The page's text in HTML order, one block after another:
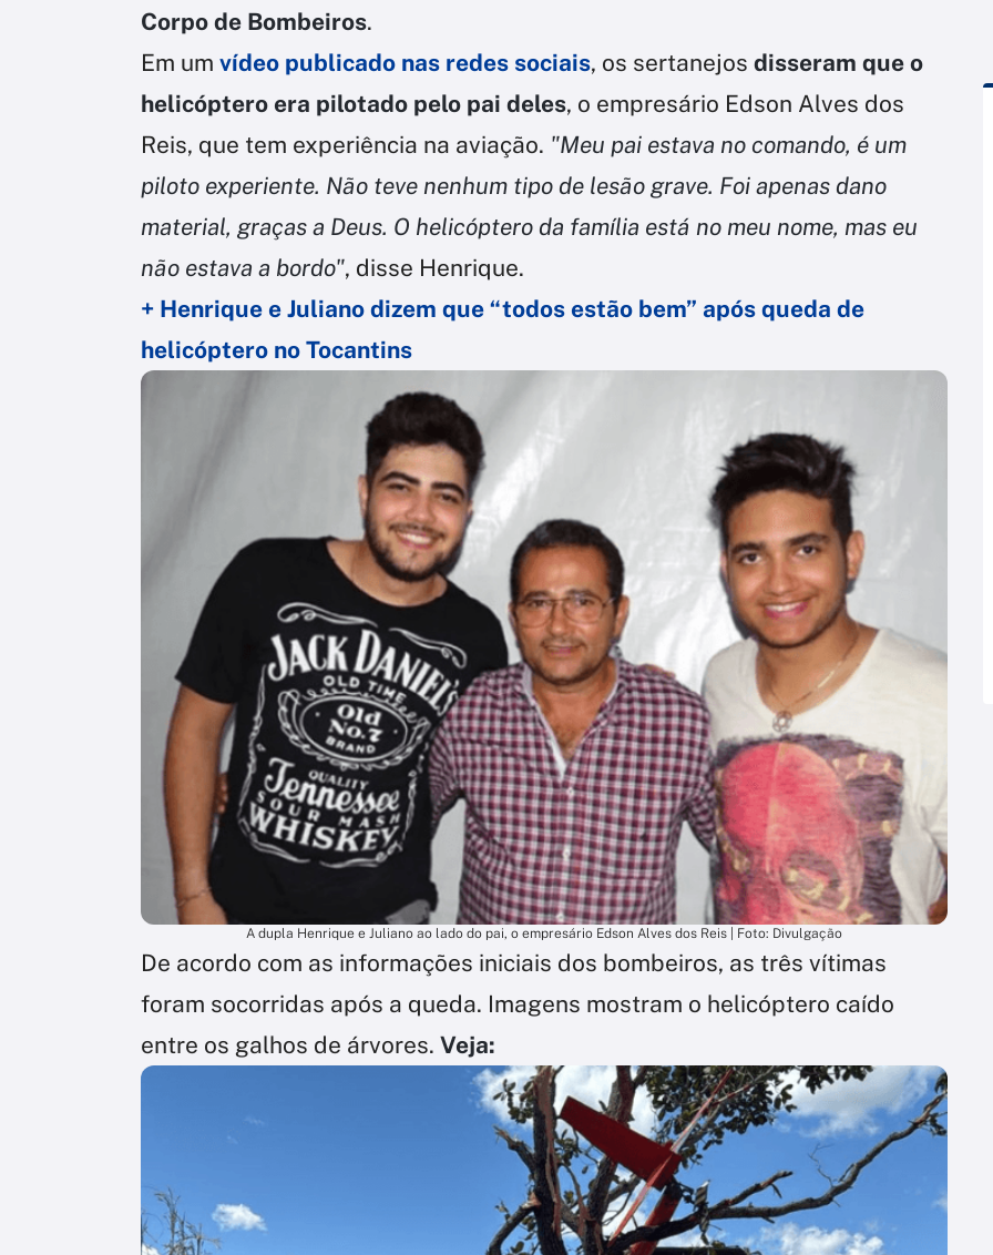
Corpo de Bombeiros.
Em um vídeo publicado nas redes sociais, os sertanejos disseram que o
helicóptero era pilotado pelo pai deles, o empresário Edson Alves dos
Reis, que tem experiência na aviação. "Meu pai estava no comando, é um
piloto experiente. Não teve nenhum tipo de lesão grave. Foi apenas dano
material, graças a Deus. O helicóptero da família está no meu nome, mas eu
não estava a bordo", disse Henrique.
+ Henrique e Juliano dizem que “todos estão bem” após queda de
helicóptero no Tocantins
A dupla Henrique e Juliano ao lado do pai, o empresário Edson Alves dos Reis | Foto: Divulgação
De acordo com as informações iniciais dos bombeiros, as três vítimas
foram socorridas após a queda. Imagens mostram o helicóptero caído
entre os galhos de árvores. Veja: